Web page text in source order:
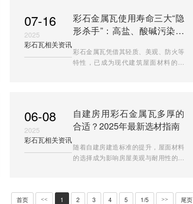
07-16
2025
彩石瓦相关资讯
彩石金属瓦使用寿命三大“隐
形杀手”：高盐、酸碱污染与
保驾护航
彩石金属瓦凭借其轻质、美观、防火等
特性，已成为现代建筑屋面材料的优
06-08
2025
彩石瓦相关资讯
自建房用彩石金属瓦多厚的
合适？2025年最新选材指南
随着自建房建造标准的提升，屋面材料
的选择成为影响房屋美观与耐用性的关
首页 << 1 2 3 4 5 1/5 >> 尾页